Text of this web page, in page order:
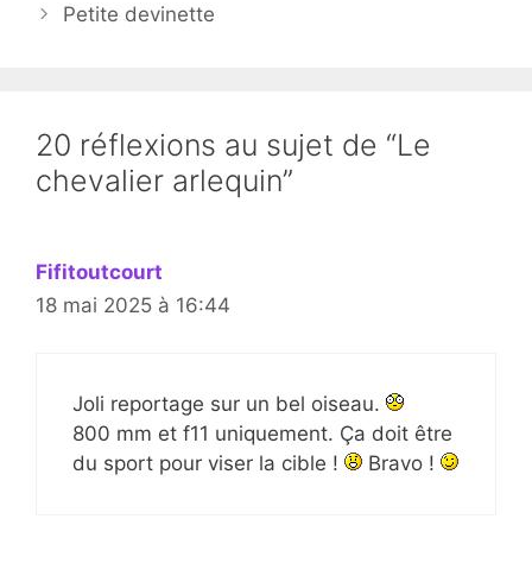
Petite devinette
20 réflexions au sujet de “Le
chevalier arlequin”
Fifitoutcourt
18 mai 2025 à 16:44
Joli reportage sur un bel oiseau.
800 mm et f11 uniquement. Ça doit être
du sport pour viser la cible !
Bravo !